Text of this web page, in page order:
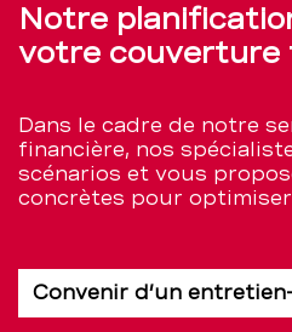
Notre
votre couverture
Dans le cadre de notre
financière, nos
scénarios et vous
concrètes pour
Convenir d’un